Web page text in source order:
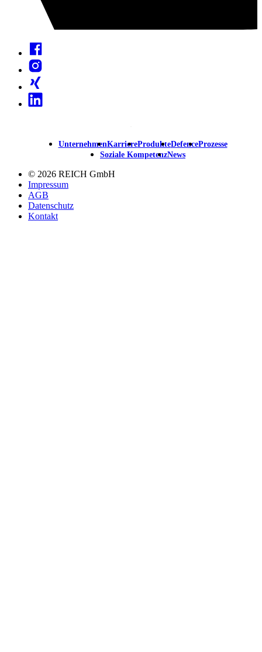
Linkedin
navigation
UnternehmenKarriereProdukteDefenceProzesse
Soziale KompetenzNews
© 2026 REICH GmbH
Impressum
AGB
Datenschutz
Kontakt